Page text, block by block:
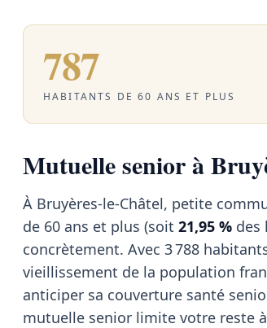
787
HABITANTS DE 60 ANS ET PLUS
Mutuelle senior à
À Bruyères-le-Châtel, petite
de 60 ans et plus (soit 21,95 % des
concrètement. Avec 3 788
vieillissement de la population
anticiper sa couverture santé
mutuelle senior limite votre reste